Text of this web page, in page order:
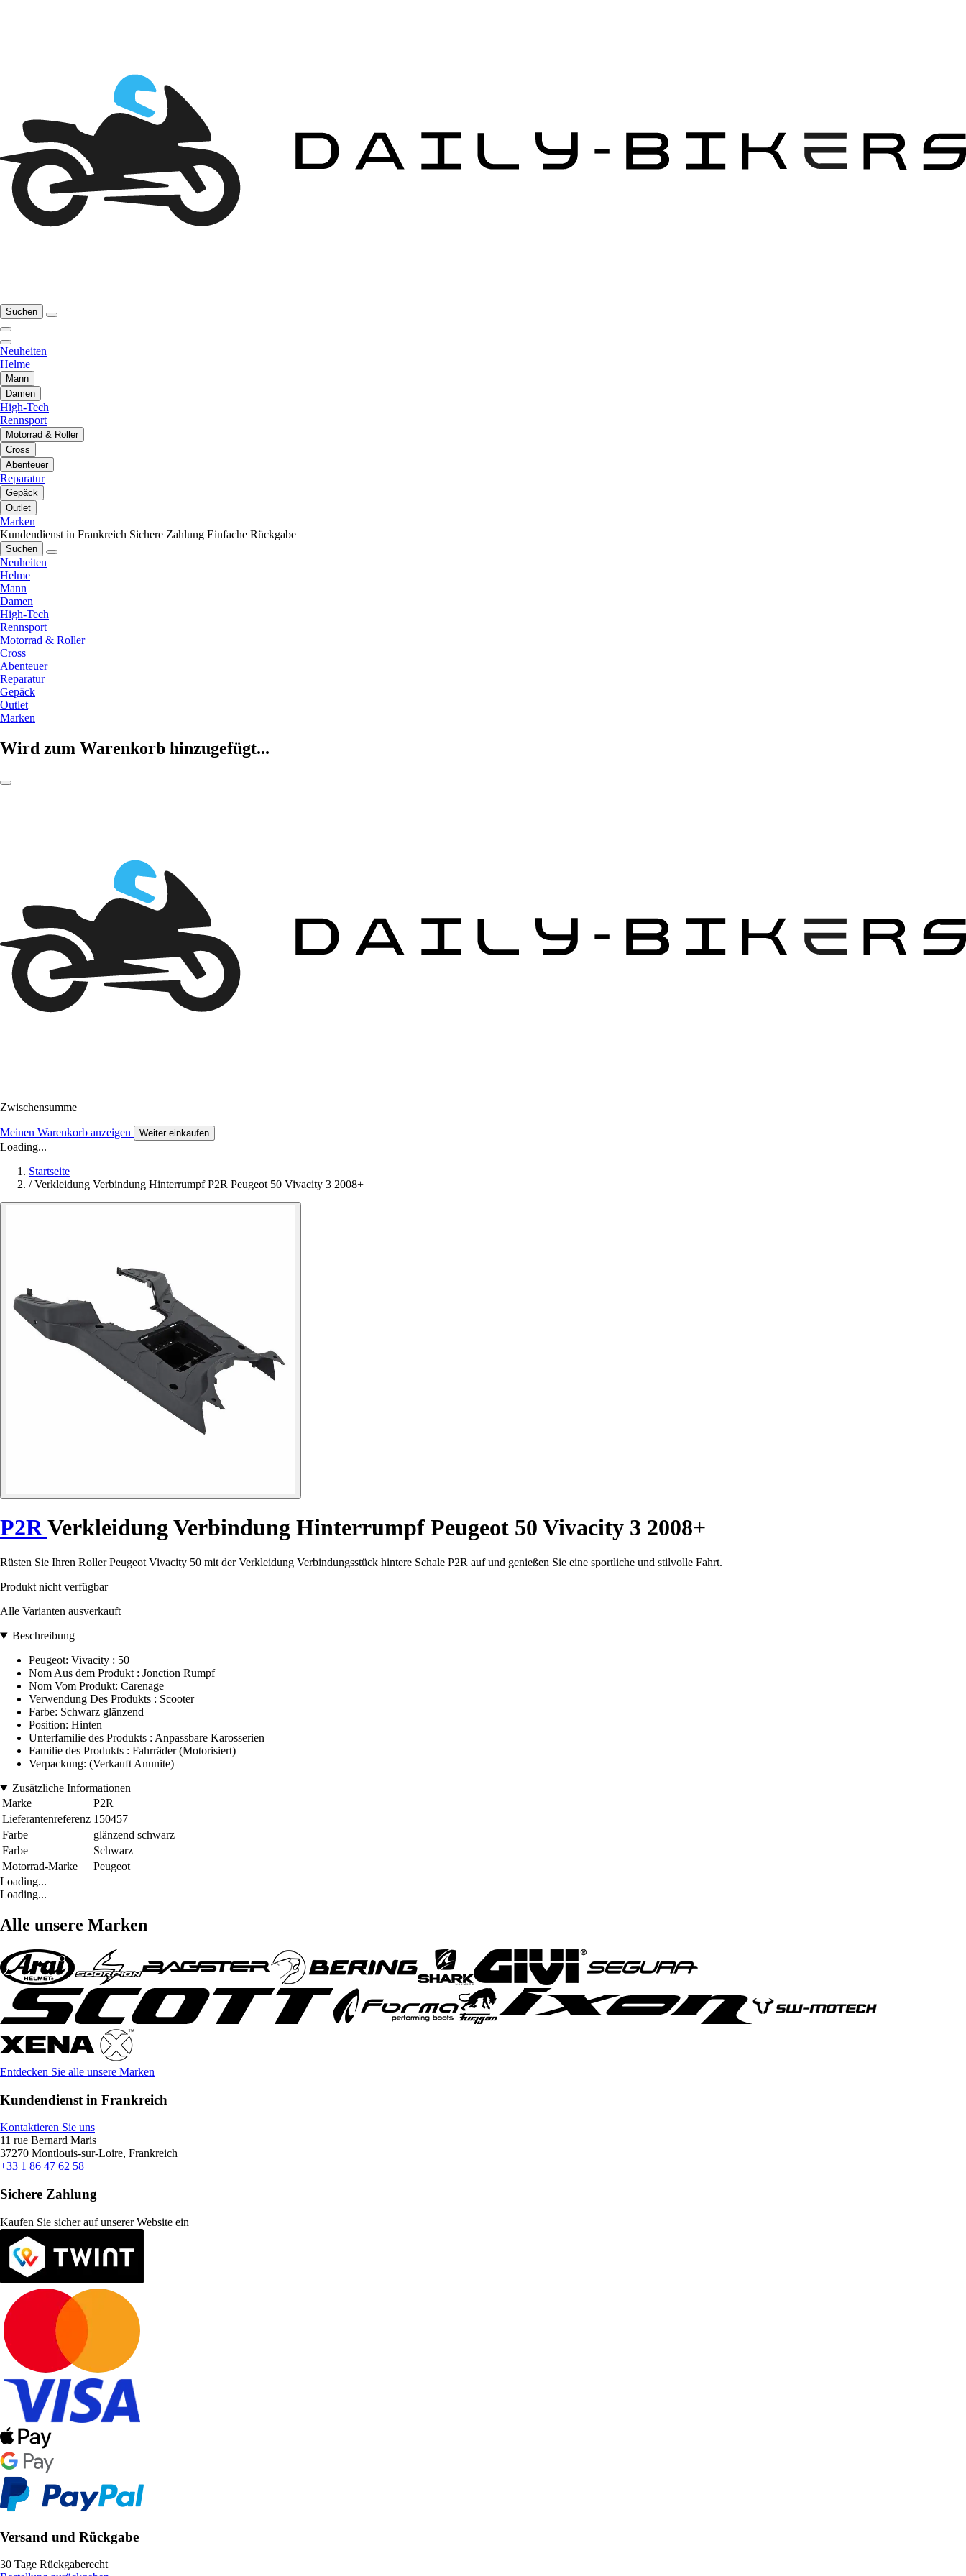
Suchen
Neuheiten
Helme
Mann
Damen
High-Tech
Rennsport
Motorrad & Roller
Cross
Abenteuer
Reparatur
Gepäck
Outlet
Marken
Kundendienst in Frankreich Sichere Zahlung Einfache Rückgabe
Suchen
Neuheiten
Helme
Mann
Damen
High-Tech
Rennsport
Motorrad & Roller
Cross
Abenteuer
Reparatur
Gepäck
Outlet
Marken
Wird zum Warenkorb hinzugefügt...
Zwischensumme
Meinen Warenkorb anzeigen Weiter einkaufen
Loading...
Startseite
/ Verkleidung Verbindung Hinterrumpf P2R Peugeot 50 Vivacity 3 2008+
P2RVerkleidung Verbindung Hinterrumpf Peugeot 50 Vivacity 3 2008+
Rüsten Sie Ihren Roller Peugeot Vivacity 50 mit der Verkleidung Verbindungsstück hintere Schale P2R auf und genießen Sie eine sportliche und stilvolle Fahrt.
Produkt nicht verfügbar
Alle Varianten ausverkauft
Beschreibung
Peugeot: Vivacity : 50
Nom Aus dem Produkt : Jonction Rumpf
Nom Vom Produkt: Carenage
Verwendung Des Produkts : Scooter
Farbe: Schwarz glänzend
Position: Hinten
Unterfamilie des Produkts : Anpassbare Karosserien
Familie des Produkts : Fahrräder (Motorisiert)
Verpackung: (Verkauft Anunite)
Zusätzliche Informationen
Marke
P2R
Lieferantenreferenz 150457
Farbe
glänzend schwarz
Farbe
Schwarz
Motorrad-Marke
Peugeot
Loading...
Loading...
Alle unsere Marken
Entdecken Sie alle unsere Marken
Kundendienst in Frankreich
Kontaktieren Sie uns
11 rue Bernard Maris
37270 Montlouis-sur-Loire, Frankreich
+33 1 86 47 62 58
Sichere Zahlung
Kaufen Sie sicher auf unserer Website ein
Versand und Rückgabe
30 Tage Rückgaberecht